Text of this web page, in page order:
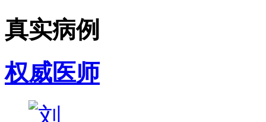
真实病例
权威医师